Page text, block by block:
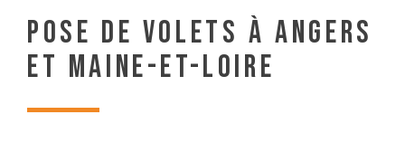
POSE DE VOLETS À ANGERS
ET MAINE-ET-LOIRE